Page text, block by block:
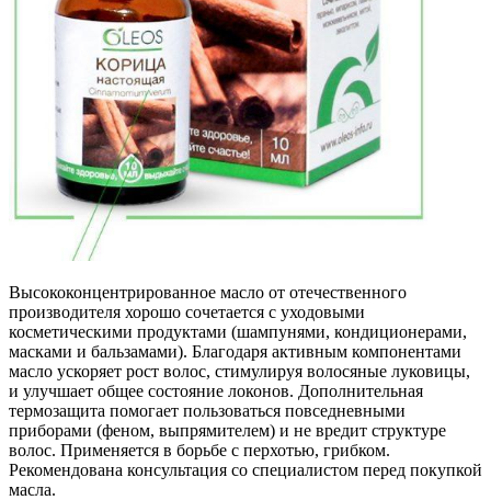
Высококонцентрированное масло от отечественного
производителя хорошо сочетается с уходовыми
косметическими продуктами (шампунями, кондиционерами,
масками и бальзамами). Благодаря активным компонентами
масло ускоряет рост волос, стимулируя волосяные луковицы,
и улучшает общее состояние локонов. Дополнительная
термозащита помогает пользоваться повседневными
приборами (феном, выпрямителем) и не вредит структуре
волос. Применяется в борьбе с перхотью, грибком.
Рекомендована консультация со специалистом перед покупкой
масла.